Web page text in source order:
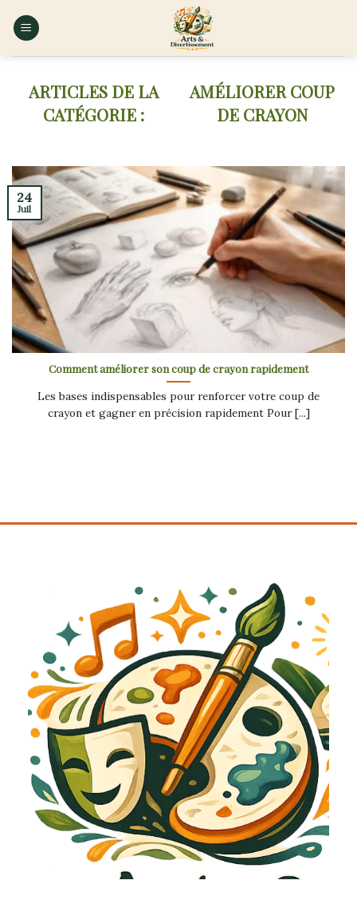
AMÉLIORER COUP
DE CRAYON
Comment améliorer son coup de crayon rapidement
Les bases indispensables pour renforcer votre coup de
crayon et gagner en précision rapidement Pour [...]
24
Juil